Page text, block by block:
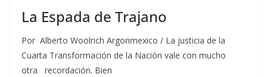
La Espada de Trajano
Por Alberto Woolrich Argonmexico / La justicia de la
Cuarta Transformación de la Nación vale con mucho
otra recordación. Bien